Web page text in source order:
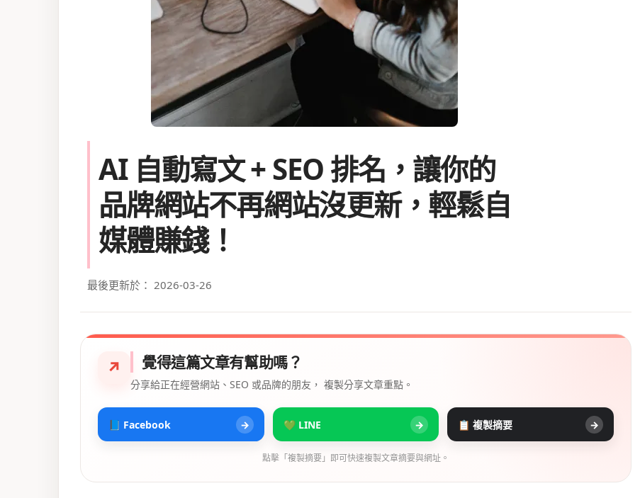
AI 自動寫文 + SEO 排名，讓你的
品牌網站不再網站沒更新，輕鬆自
媒體賺錢！
最後更新於： 2026-03-26
↗ 覺得這篇文章有幫助嗎？
分享給正在經營網站、SEO 或品牌的朋友， 複製分享文章重點。
📘 Facebook → 💚 LINE → 📋 複製摘要 →
點擊「複製摘要」即可快速複製文章摘要與網址。